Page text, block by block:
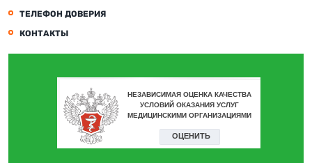
ТЕЛЕФОН ДОВЕРИЯ
КОНТАКТЫ